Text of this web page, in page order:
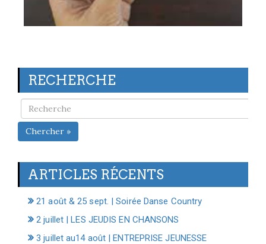
RECHERCHE
Chercher »
ARTICLES RÉCENTS
21 août & 25 sept. | Soirée Danse Country
2 juillet | LES JEUDIS EN CHANSONS
3 juillet au14 août | ENTREPRISE JEUNESSE